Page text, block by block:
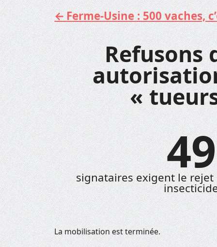
Aller
au
contenu
Ferme-Usine : 500 vaches,
Refusons
«
signataires exigent le
La mobilisation est terminée.